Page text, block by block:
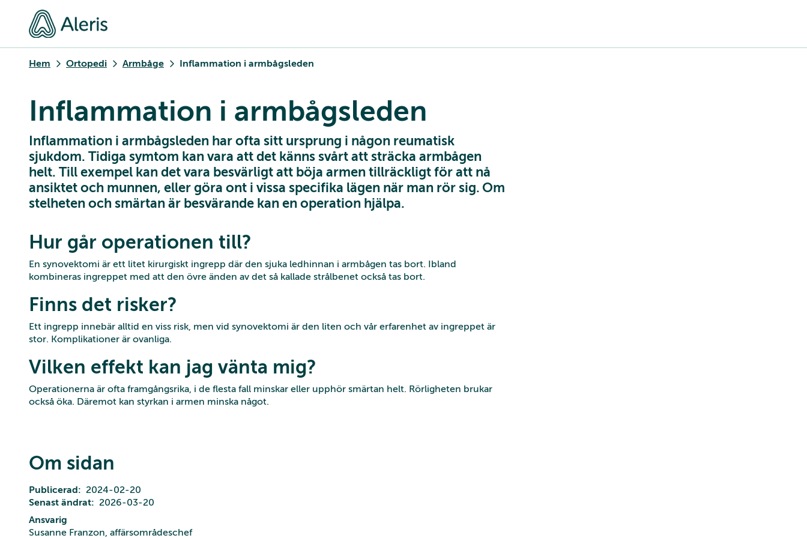
Hem Ortopedi Armbåge Inflammation i armbågsleden
Inflammation i armbågsleden
Inflammation i armbågsleden har ofta sitt ursprung i någon reumatisk
sjukdom. Tidiga symtom kan vara att det känns svårt att sträcka armbågen
helt. Till exempel kan det vara besvärligt att böja armen tillräckligt för att nå
ansiktet och munnen, eller göra ont i vissa specifika lägen när man rör sig. Om
stelheten och smärtan är besvärande kan en operation hjälpa.
Hur går operationen till?
En synovektomi är ett litet kirurgiskt ingrepp där den sjuka ledhinnan i armbågen tas bort. Ibland
kombineras ingreppet med att den övre änden av det så kallade strålbenet också tas bort.
Finns det risker?
Ett ingrepp innebär alltid en viss risk, men vid synovektomi är den liten och vår erfarenhet av ingreppet är
stor. Komplikationer är ovanliga.
Vilken effekt kan jag vänta mig?
Operationerna är ofta framgångsrika, i de flesta fall minskar eller upphör smärtan helt. Rörligheten brukar
också öka. Däremot kan styrkan i armen minska något.
Om sidan
Publicerad
2024-02-20
Senast ändrat
2026-03-20
Ansvarig
Susanne Franzon, affärsområdeschef